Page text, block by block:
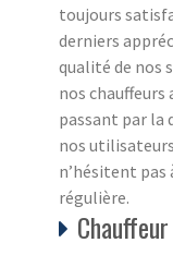
toujours
derniers
qualité de nos
nos chauffeurs
passant par la
nos
n’hésitent pas
régulière.